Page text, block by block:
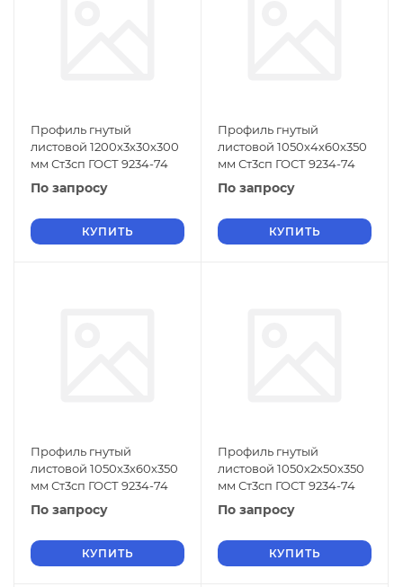
Профиль гнутый
листовой 1200х3х30х300
мм Ст3сп ГОСТ 9234-74
По запросу
КУПИТЬ
Профиль гнутый
листовой 1050х4х60х350
мм Ст3сп ГОСТ 9234-74
По запросу
КУПИТЬ
Профиль гнутый
листовой 1050х3х60х350
мм Ст3сп ГОСТ 9234-74
По запросу
КУПИТЬ
Профиль гнутый
листовой 1050х2х50х350
мм Ст3сп ГОСТ 9234-74
По запросу
КУПИТЬ